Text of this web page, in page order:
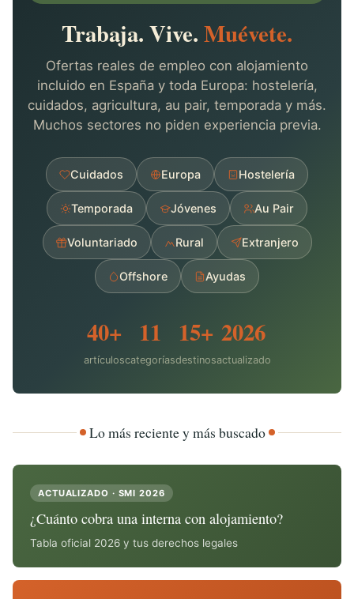
Trabaja. Vive.Muévete.
Ofertas reales de empleo con alojamiento
incluido en España y toda Europa: hostelería,
cuidados, agricultura, au pair, temporada y más.
Muchos sectores no piden experiencia previa.
Cuidados Europa Hostelería
Temporada Jóvenes Au Pair
Voluntariado Rural Extranjero
Offshore Ayudas
40+
artículos
11
categorías
15+
destinos
2026
actualizado
Lo más reciente y más buscado
ACTUALIZADO · SMI 2026
¿Cuánto cobra una interna con alojamiento?
Tabla oficial 2026 y tus derechos legales